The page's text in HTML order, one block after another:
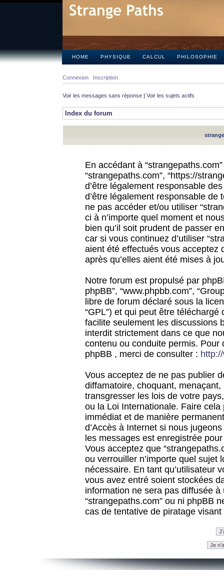
HOME PHYSIQUE CALCUL PHILOSOPHIE
Connexion Inscription
Voir les messages sans réponse | Voir les sujets actifs
Index du forum
En accédant à
“strangepaths.com”, “https://
d’être légalement responsable
d’être légalement responsable
ne pas accéder et/ou utiliser
ci à n’importe quel moment et
bien qu’il soit prudent de passer
car si vous continuez d’utiliser
aient été effectués vous acceptez
après qu’elles aient été mises à
Notre forum est propulsé par
phpBB”, “www.phpbb.com”,
libre de forum déclaré sous la
“GPL”) et qui peut être téléchargé
facilite seulement les discussions
interdit strictement dans ce que
contenu ou conduite permis.
phpBB , merci de consulter :
Vous acceptez de ne pas publier
diffamatoire, choquant,
transgresser les lois de votre
ou la Loi Internationale. Faire
immédiat et de manière
d’Accès à Internet si nous
les messages est enregistrée
Vous acceptez que
ou verrouiller n’importe quel sujet
nécessaire. En tant qu’utilisateur
vous avez entré soient stockées
information ne sera pas diffusée
“strangepaths.com” ou ni phpBB
cas de tentative de piratage